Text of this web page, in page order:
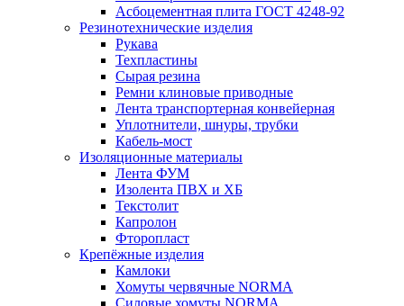
Асбоцементная плита ГОСТ 4248-92
Резинотехнические изделия
Рукава
Техпластины
Сырая резина
Ремни клиновые приводные
Лента транспортерная конвейерная
Уплотнители, шнуры, трубки
Кабель-мост
Изоляционные материалы
Лента ФУМ
Изолента ПВХ и ХБ
Текстолит
Капролон
Фторопласт
Крепёжные изделия
Камлоки
Хомуты червячные NORMA
Силовые хомуты NORMA